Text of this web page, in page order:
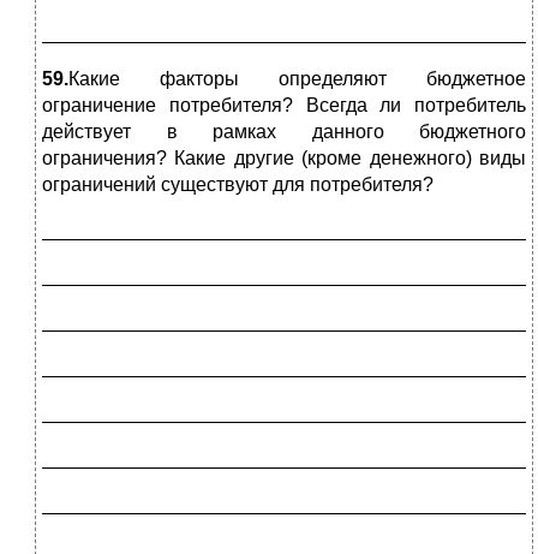
59.Какие факторы определяют бюджетное
ограничение потребителя? Всегда ли потребитель
действует в рамках данного бюджетного
ограничения? Какие другие (кроме денежного) виды
ограничений существуют для потребителя?